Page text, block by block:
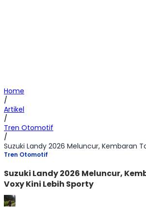
Home
/
Artikel
/
Tren Otomotif
/
Tren Otomotif
Suzuki Landy 2026 Meluncur,
Voxy Kini Lebih Sporty